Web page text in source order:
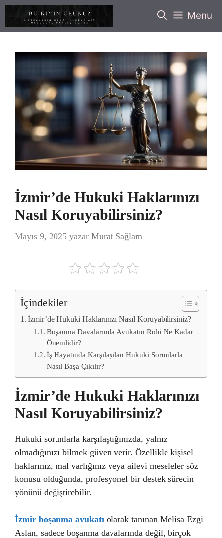
İçeriğe
Menu
İzmir’de Hukuki Haklarınızı
Nasıl Koruyabilirsiniz?
Mayıs 9, 2025 yazar Murat Sağlam
İçindekiler
İzmir’de Hukuki Haklarınızı Nasıl Koruyabilirsiniz?
Boşanma Davalarında Avukatın Rolü Ne Kadar
Önemlidir?
İş Hayatında Karşılaşılan Hukuki Sorunlarla
Nasıl Başa Çıkılır?
İzmir’de Hukuki Haklarınızı
Nasıl Koruyabilirsiniz?
Hukuki sorunlarla karşılaştığınızda, yalnız
olmadığınızı bilmek güven verir. Özellikle kişisel
haklarınız, mal varlığınız veya ailevi meseleler söz
konusu olduğunda, profesyonel bir destek sürecin
yönünü değiştirebilir.
İzmir boşanma avukatı olarak tanınan Melisa Ezgi
Aslan, sadece boşanma davalarında değil, birçok